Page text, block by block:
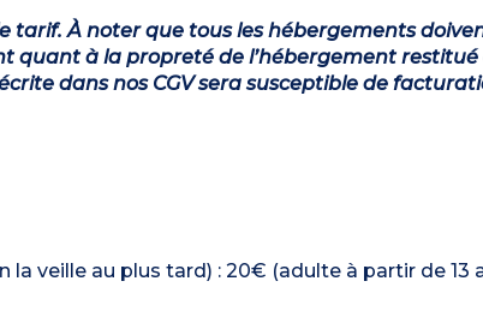
tarif. À noter que tous les hébergements
quant à la propreté de l’hébergement restitué
dans nos CGV sera susceptible de
veille au plus tard) : 20€ (adulte à partir de 13